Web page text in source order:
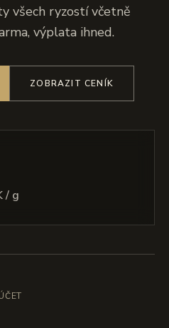
všech ryzostí včetně
výplata ihned.
ZOBRAZIT CENÍK
/ g